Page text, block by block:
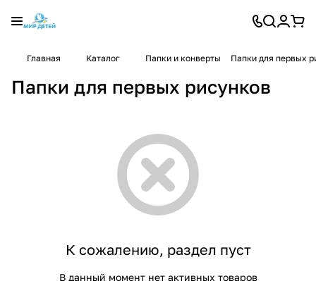
Главная Каталог Папки и конверты Папки для первых
Папки для первых рисунков
К сожалению, раздел пуст
В данный момент нет активных товаров